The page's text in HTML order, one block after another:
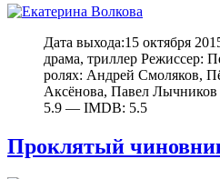
Дата выхода:15 октября
драма, триллер Режиссер:
ролях: Андрей Смоляков,
Аксёнова, Павел
5.9 — IMDB: 5.5
Проклятый